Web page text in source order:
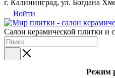
г. Калининград, ул. Богдана
Войти
Салон керамической плитки и
Режим